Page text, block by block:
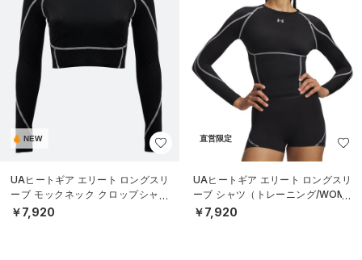
NEW
UAヒートギア エリート ロングスリ
ーブ モックネック クロップシャツ
（トレーニング/WOMEN）
￥7,920
直営限定
UAヒートギア エリート ロングスリ
ーブ シャツ（トレーニング/WOME
N）
￥7,920